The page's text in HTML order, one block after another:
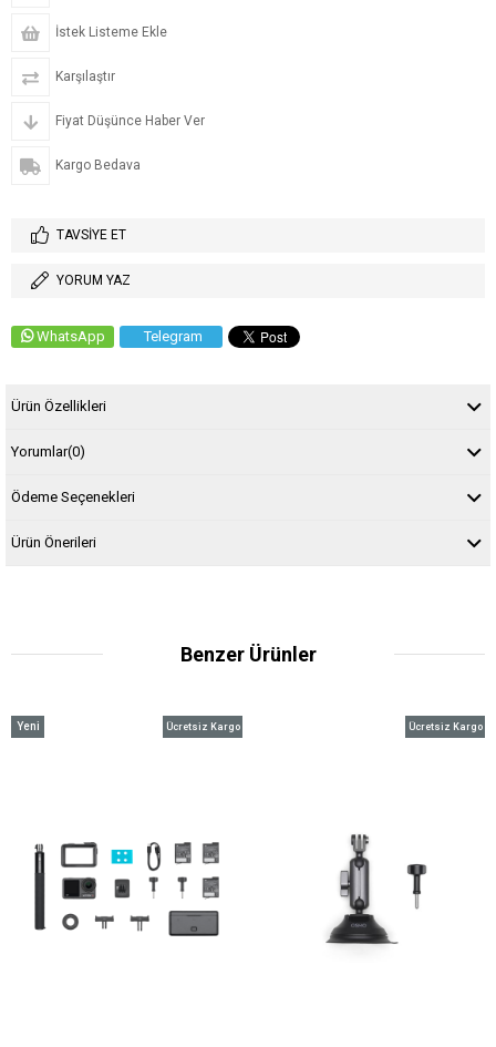
İstek Listeme Ekle
Karşılaştır
Fiyat Düşünce Haber Ver
Kargo Bedava
TAVSIYE ET
YORUM YAZ
WhatsApp Telegram
Ürün Özellikleri
Yorumlar(0)
Ödeme Seçenekleri
Ürün Önerileri
Benzer Ürünler
Ücretsiz Kargo
Yeni
Ücretsiz Kargo